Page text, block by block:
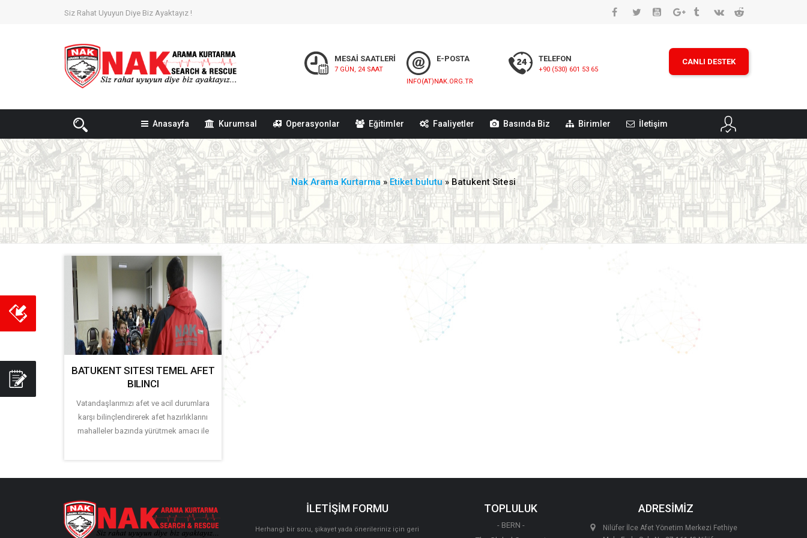
Siz Rahat Uyuyun Diye Biz Ayaktayız !
TELEFON
+90 (530) 601 53 65
E-POSTA
INFO(AT)NAK.ORG.TR
MESAİ SAATLERİ
7 GÜN, 24 SAAT
CANLI DESTEK
Anasayfa Kurumsal Operasyonlar Eğitimler Faaliyetler Basında Biz Birimler İletişim
Nak Arama Kurtarma »Etiket bulutu» Batukent Sitesi
BATUKENT SITESI TEMEL AFET
BILINCI
Vatandaşlarımızı afet ve acil durumlara
karşı bilinçlendirerek afet hazırlıklarını
mahalleler bazında yürütmek amacı ile
İLETİŞİM FORMU
Herhangi bir soru, şikayet yada önerileriniz için geri
TOPLULUK
- BERN -
ADRESİMİZ
Nilüfer İlce Afet Yönetim Merkezi Fethiye